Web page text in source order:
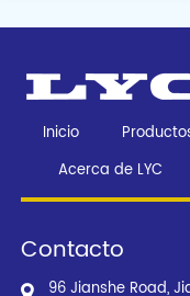
Inicio
Acerca de LYC
Contacto
96 Jianshe Road,